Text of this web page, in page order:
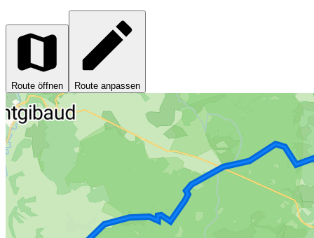
Route öffnen Route anpassen